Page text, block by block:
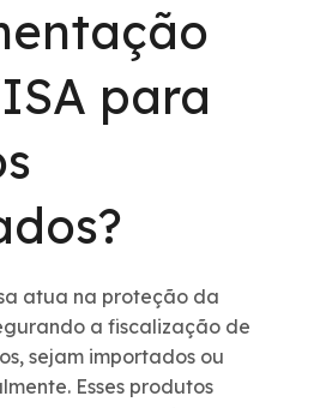
para
atua na proteção da
a fiscalização de
sejam importados ou
Esses produtos